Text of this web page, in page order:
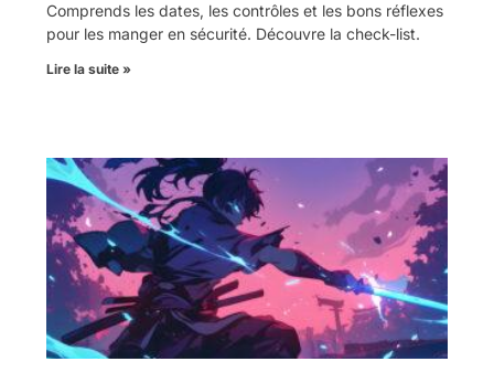
Comprends les dates, les contrôles et les bons réflexes
pour les manger en sécurité. Découvre la check-list.
Lire la suite »